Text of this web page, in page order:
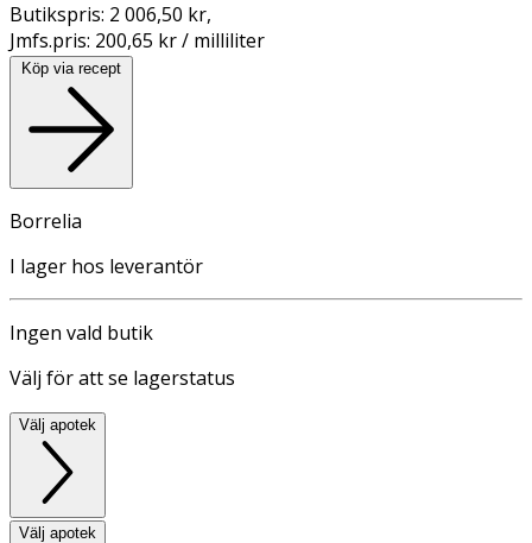
Butikspris: 2 006,50 kr,
Jmfs.pris: 200,65 kr / milliliter
Köp via recept
Borrelia
I lager hos leverantör
Ingen vald butik
Välj för att se lagerstatus
Välj apotek
Välj apotek